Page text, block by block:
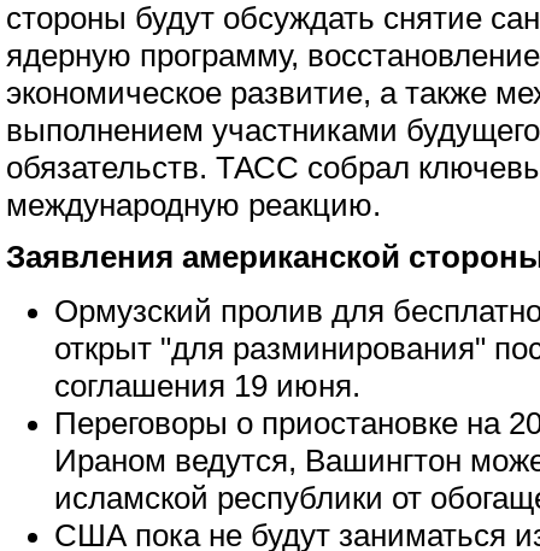
стороны будут обсуждать снятие
ядерную программу,
экономическое развитие, а также
выполнением участниками
обязательств. ТАСС собрал
международную реакцию.
Заявления американской
Ормузский пролив для
открыт "для разминирования"
соглашения 19 июня.
Переговоры о приостановке на
Ираном ведутся, Вашингтон
исламской республики от
США пока не будут заниматься